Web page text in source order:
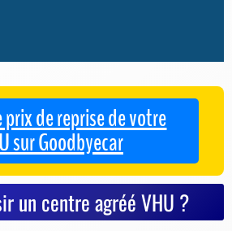
de reprise de votre
sur Goodbyecar
un centre agréé VHU ?